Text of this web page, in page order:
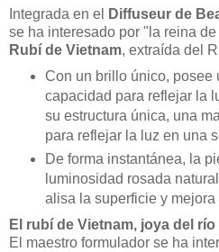
Integrada en el
Diffuseur de
se ha interesado por "la reina
Rubí de Vietnam, extraída del
Con un brillo único, posee
capacidad para reflejar la
su estructura única, una
para reflejar la luz en una
De forma instantánea, la
luminosidad rosada
alisa la superficie y
El rubí de Vietnam, joya del río
El maestro formulador se ha